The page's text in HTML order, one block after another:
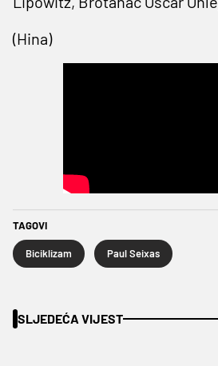
(Hina)
TAGOVI
Biciklizam Paul Seixas
SLJEDEĆA VIJEST